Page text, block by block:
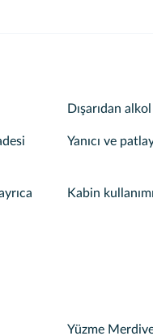
Dışarıdan
Yanıcı ve
Kabin
Yüzme